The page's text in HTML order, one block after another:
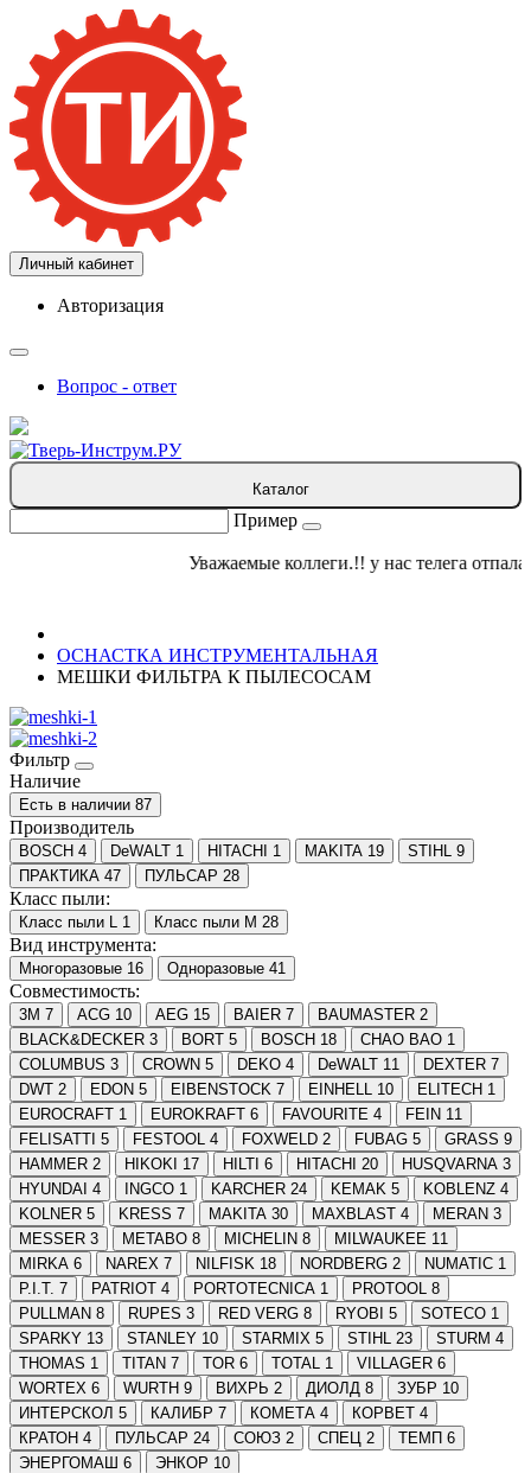
Личный кабинет
Авторизация
Вопрос - ответ
Каталог
Пример
Уважаемые коллеги.!! у нас телега отпала
ОСНАСТКА ИНСТРУМЕНТАЛЬНАЯ
МЕШКИ ФИЛЬТРА К ПЫЛЕСОСАМ
Фильтр
Наличие
Есть в наличии 87
Производитель
BOSCH 4 DeWALT 1 HITACHI 1 MAKITA 19 STIHL 9
ПРАКТИКА 47 ПУЛЬСАР 28
Класс пыли:
Класс пыли L 1 Класс пыли M 28
Вид инструмента:
Многоразовые 16 Одноразовые 41
Совместимость:
3М 7 ACG 10 AEG 15 BAIER 7 BAUMASTER 2
BLACK&DECKER 3 BORT 5 BOSCH 18 CHAO BAO 1
COLUMBUS 3 CROWN 5 DEKO 4 DeWALT 11 DEXTER 7
DWT 2 EDON 5 EIBENSTOCK 7 EINHELL 10 ELITECH 1
EUROCRAFT 1 EUROKRAFT 6 FAVOURITE 4 FEIN 11
FELISATTI 5 FESTOOL 4 FOXWELD 2 FUBAG 5 GRASS 9
HAMMER 2 HIKOKI 17 HILTI 6 HITACHI 20 HUSQVARNA 3
HYUNDAI 4 INGCO 1 KARCHER 24 KEMAK 5 KOBLENZ 4
KOLNER 5 KRESS 7 MAKITA 30 MAXBLAST 4 MERAN 3
MESSER 3 METABO 8 MICHELIN 8 MILWAUKEE 11
MIRKA 6 NAREX 7 NILFISK 18 NORDBERG 2 NUMATIC 1
P.I.T. 7 PATRIOT 4 PORTOTECNICA 1 PROTOOL 8
PULLMAN 8 RUPES 3 RED VERG 8 RYOBI 5 SOTECO 1
SPARKY 13 STANLEY 10 STARMIX 5 STIHL 23 STURM 4
THOMAS 1 TITAN 7 TOR 6 TOTAL 1 VILLAGER 6
WORTEX 6 WURTH 9 ВИХРЬ 2 ДИОЛД 8 ЗУБР 10
ИНТЕРСКОЛ 5 КАЛИБР 7 КОМЕТА 4 КОРВЕТ 4
КРАТОН 4 ПУЛЬСАР 24 СОЮЗ 2 СПЕЦ 2 ТЕМП 6
ЭНЕРГОМАШ 6 ЭНКОР 10